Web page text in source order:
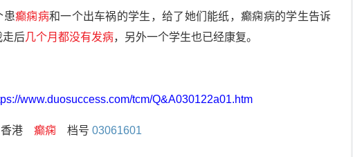
患癫痫病和一个出车祸的学生，给了她们能纸，癫痫病的学生告诉
走后几个月都没有发病，另外一个学生也已经康复。
www.duosuccess.com/tcm/Q&A030122a01.htm
港 癫痫 档号 03061601